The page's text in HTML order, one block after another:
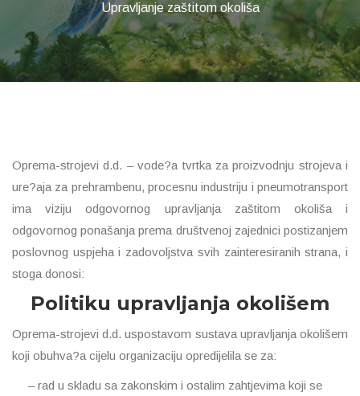
Upravljanje zaštitom okoliša
Oprema-strojevi d.d. – vode?a tvrtka za proizvodnju strojeva i
ure?aja za prehrambenu, procesnu industriju i pneumotransport
ima viziju odgovornog upravljanja zaštitom okoliša i
odgovornog ponašanja prema društvenoj zajednici postizanjem
poslovnog uspjeha i zadovoljstva svih zainteresiranih strana, i
stoga donosi:
Politiku upravljanja okolišem
Oprema-strojevi d.d. uspostavom sustava upravljanja okolišem
koji obuhva?a cijelu organizaciju opredijelila se za:
– rad u skladu sa zakonskim i ostalim zahtjevima koji se